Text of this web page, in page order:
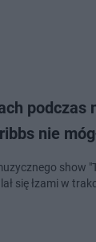
podczas
nie
show
się łzami w